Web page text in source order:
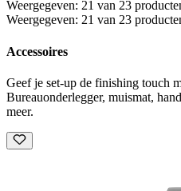
Weergegeven: 21 van 23
Weergegeven: 21 van 23
Accessoires
Geef je set-up de finishing touch
Bureauonderlegger, muismat,
meer.